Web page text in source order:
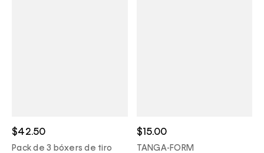
$42.50
Pack de 3 bóxers de tiro
$15.00
TANGA-FORM